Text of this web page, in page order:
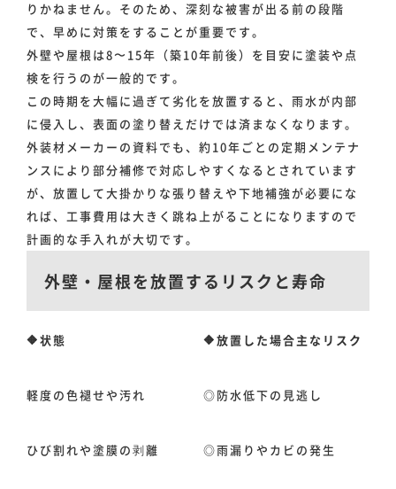
りかねません。そのため、深刻な被害が出る前の段階
で、早めに対策をすることが重要です。
外壁や屋根は8〜15年（築10年前後）を目安に塗装や点
検を行うのが一般的です。
この時期を大幅に過ぎて劣化を放置すると、雨水が内部
に侵入し、表面の塗り替えだけでは済まなくなります。
外装材メーカーの資料でも、約10年ごとの定期メンテナ
ンスにより部分補修で対応しやすくなるとされています
が、放置して大掛かりな張り替えや下地補強が必要にな
れば、工事費用は大きく跳ね上がることになりますので
計画的な手入れが大切です。
外壁・屋根を放置するリスクと寿命
🔶状態 🔶放置した場合主なリスク
軽度の色褪せや汚れ ◎防水低下の見逃し
ひび割れや塗膜の剥離 ◎雨漏りやカビの発生